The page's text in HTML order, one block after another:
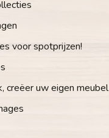
voor spotprijzen!
creëer uw eigen meubel